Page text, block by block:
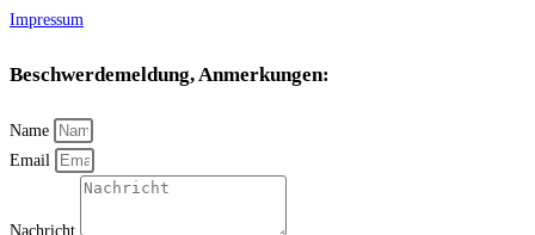
Impressum
Beschwerdemeldung, Anmerkungen:
Name
Email
Nachricht